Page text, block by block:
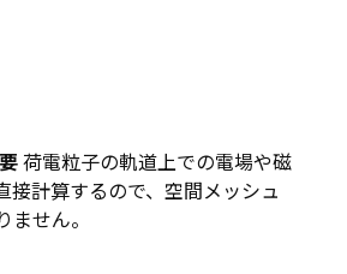
荷電粒子の軌道上での電場や磁
接計算するので、空間メッシュ
せん。